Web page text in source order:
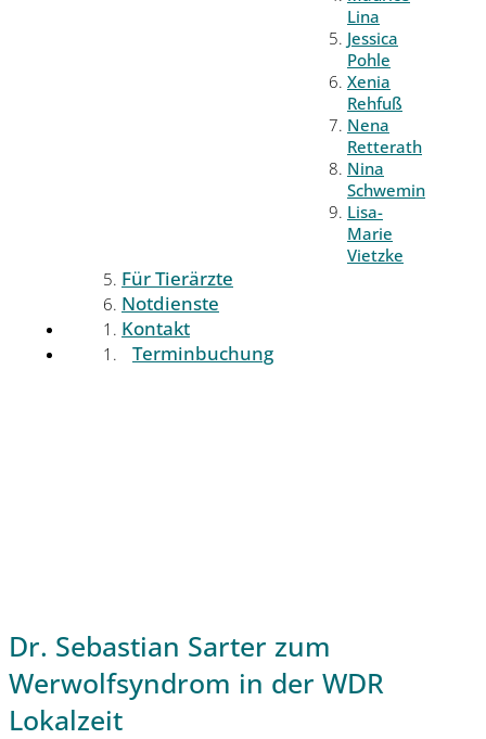
Lina
Jessica
Pohle
Xenia
Rehfuß
Nena
Retterath
Nina
Schwemin
Lisa-
Marie
Vietzke
Für Tierärzte
Notdienste
Kontakt
Terminbuchung
Dr. Sebastian Sarter zum
Werwolfsyndrom in der WDR
Lokalzeit